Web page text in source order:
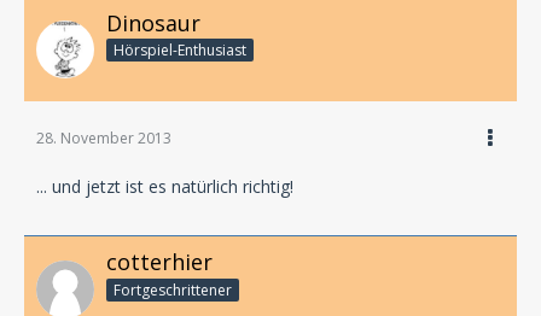
Dinosaur
Hörspiel-En­thu­si­ast
28. November 2013
... und jetzt ist es natürlich richtig!
cotterhier
Fortgeschrittener